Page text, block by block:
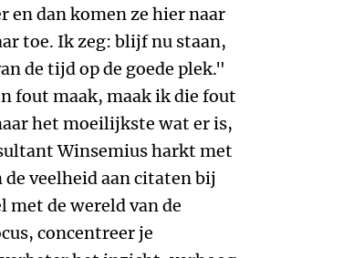
en dan komen ze hier naar
toe. Ik zeg: blijf nu staan,
de tijd op de goede plek."
fout maak, maak ik die fout
het moeilijkste wat er is,
Winsemius harkt met
veelheid aan citaten bij
met de wereld van de
concentreer je